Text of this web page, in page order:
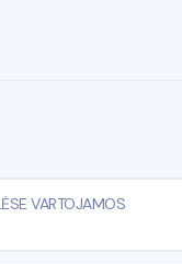
VARTOJAMOS